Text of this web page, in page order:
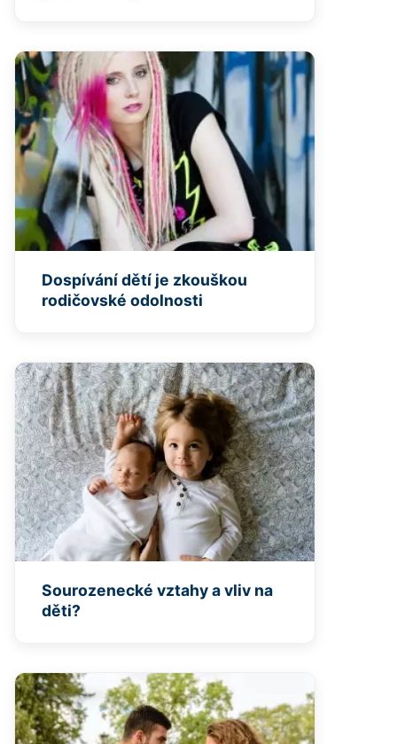
Dospívání dětí je zkouškou
rodičovské odolnosti
Sourozenecké vztahy a vliv na
děti?